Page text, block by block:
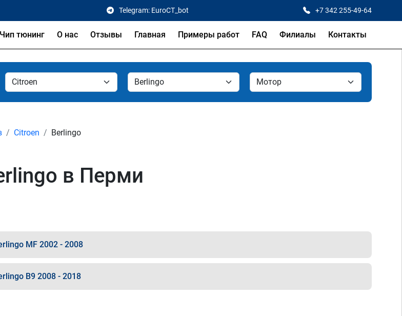
Telegram: EuroCT_bot +7 342 255-49-64
Чип тюнинг О нас Отзывы Главная Примеры работ FAQ Филиалы Контакты
Citroen Berlingo
в Перми
MF 2002 - 2008
B9 2008 - 2018